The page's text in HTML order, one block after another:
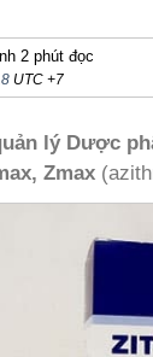
UTC +7
2 phút đọc
lý Dược
Zmax